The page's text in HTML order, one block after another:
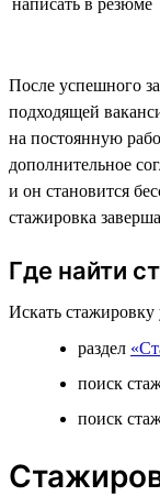
После успешного
подходящей
на постоянную
дополнительное
и он становится
стажировка
Где найти
Искать стажировку
раздел
поиск
поиск